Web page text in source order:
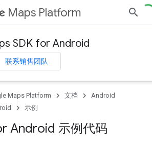
Maps Platform
SDK for Android
联系销售团队
Maps Platform 文档
Android
示例
Android 示例代码